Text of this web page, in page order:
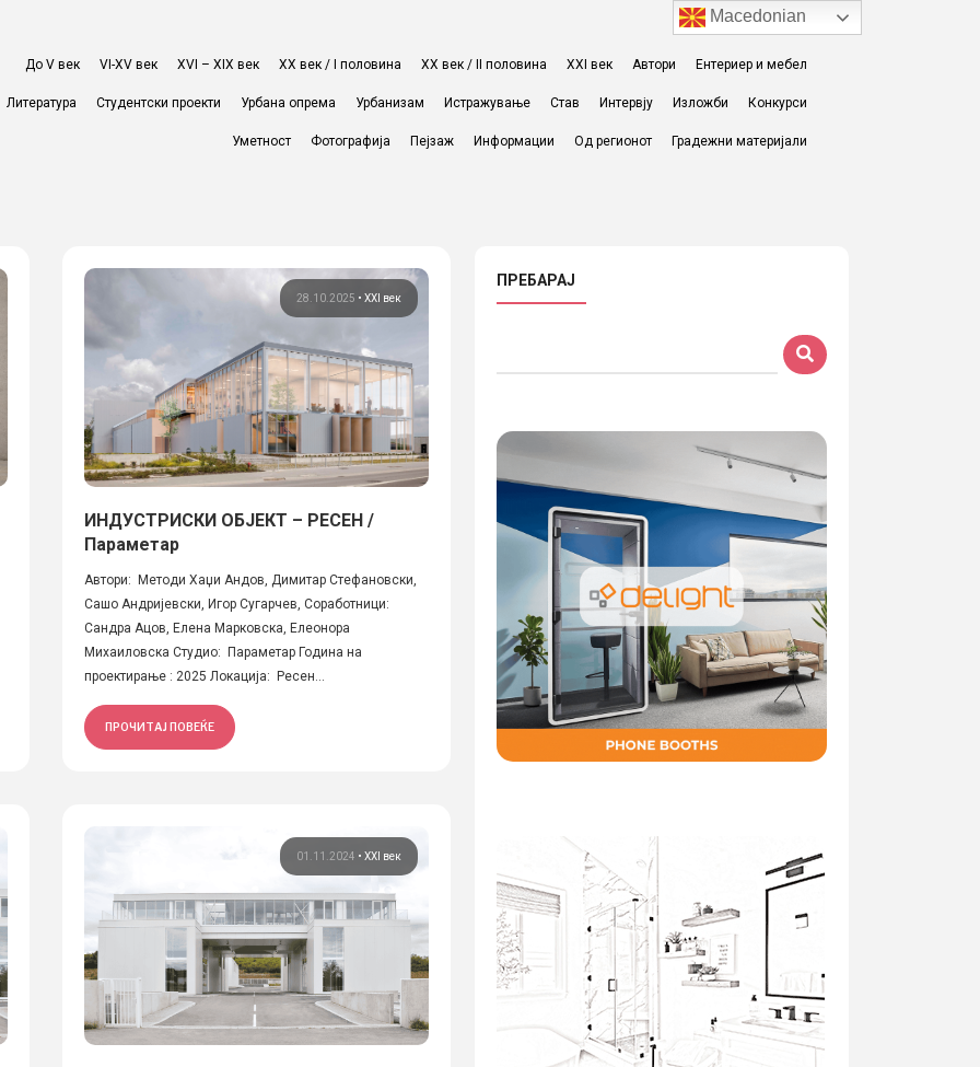
До V век VI-XV век XVI – XIX век ХХ век / I половина ХХ век / II половина XXI век Автори Ентериер и мебел
Литература Студентски проекти Урбана опрема Урбанизам Истражување Став Интервју Изложби Конкурси
Уметност Фотографија Пејзаж Информации Од регионот Градежни материјали
28.10.2025 • XXI век
ИНДУСТРИСКИ ОБЈЕКТ – РЕСЕН /
Параметар
Автори: Методи Хаџи Андов, Димитар Стефановски,
Сашо Андријевски, Игор Сугарчев, Соработници:
Сандра Ацов, Елена Марковска, Елеонора
Михаиловска Студио: Параметар Година на
проектирање : 2025 Локација: Ресен...
ПРОЧИТАЈ ПОВЕЌЕ
01.11.2024 • XXI век
ПРЕБАРАЈ
Macedonian